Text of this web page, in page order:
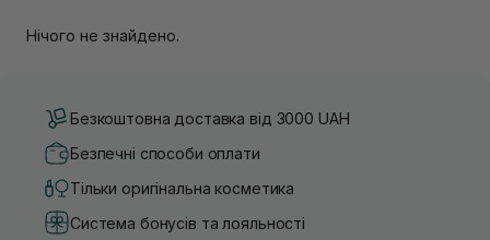
Нічого не знайдено.
Безкоштовна доставка від 3000 UAH
Безпечні способи оплати
Тільки оригінальна косметика
Система бонусів та лояльності